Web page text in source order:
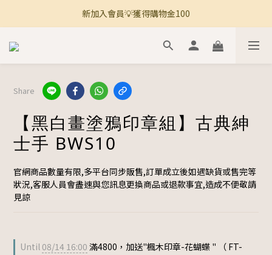
🚚 全館滿800免運 🚚
新加入會員💡獲得購物金100
🚚 全館滿800免運 🚚
Share
【黑白畫塗鴉印章組】古典紳
士手 BWS10
官網商品數量有限,多平台同步販售,訂單成立後如遇缺貨或售完等
狀況,客服人員會盡速與您訊息更換商品或退款事宜,造成不便敬請
見諒
Until 08/14 16:00 滿4800，加送"楓木印章-花蝴蝶 " （ FT-